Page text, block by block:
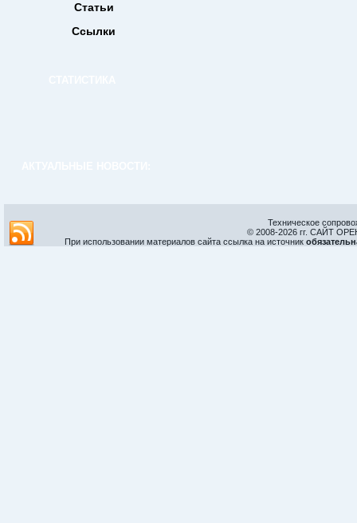
Статьи
Ссылки
Техническое
© 2008-2026 гг. САЙТ
При использовании материалов сайта ссылка на источник